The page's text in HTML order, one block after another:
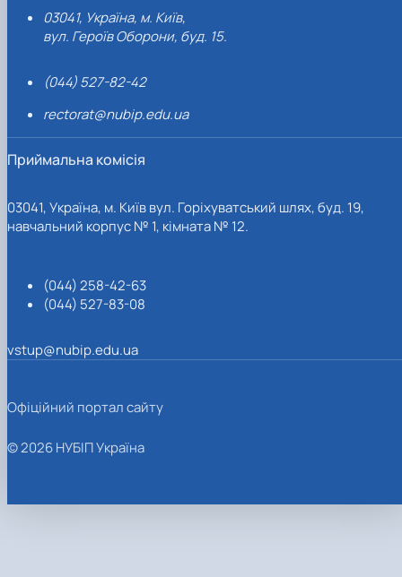
03041, Україна, м. Київ,
вул. Героїв Оборони, буд. 15.
(044) 527-82-42
rectorat@nubip.edu.ua
Приймальна комісія
03041, Україна, м. Київ вул. Горіхуватський шлях, буд. 19,
навчальний корпус № 1, кімната № 12.
(044) 258-42-63
(044) 527-83-08
vstup@nubip.edu.ua
Офіційний портал сайту
© 2026 НУБІП Україна